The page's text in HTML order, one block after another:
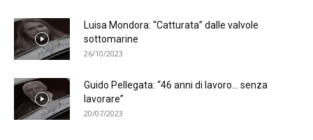
Luisa Mondora: “Catturata” dalle valvole
sottomarine
26/10/2023
Guido Pellegata: “46 anni di lavoro… senza
lavorare”
20/07/2023